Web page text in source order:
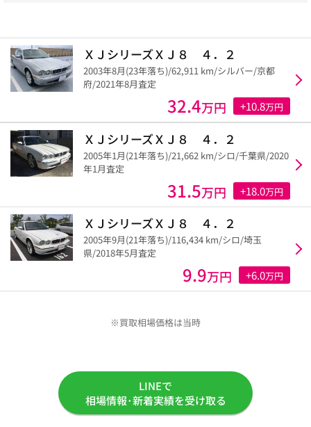
ＸＪシリーズＸＪ８ ４．２
2003年8月(23年落ち)/62,911 km/シルバー/京都
府/2021年8月査定
32.4万円 +10.8万円
ＸＪシリーズＸＪ８ ４．２
2005年1月(21年落ち)/21,662 km/シロ/千葉県/2020
年1月査定
31.5万円 +18.0万円
ＸＪシリーズＸＪ８ ４．２
2005年9月(21年落ち)/116,434 km/シロ/埼玉
県/2018年5月査定
9.9万円 +6.0万円
※買取相場価格は当時
LINEで
相場情報･新着実績を受け取る